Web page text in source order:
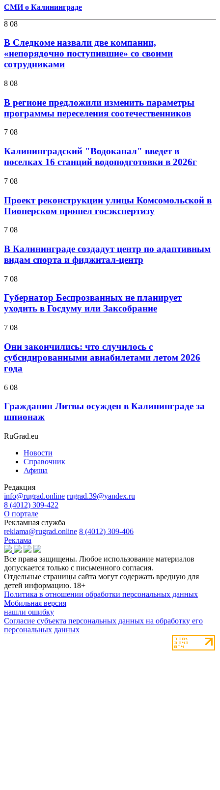
СМИ о Калининграде
8 08
В Следкоме назвали две компании,
«непорядочно поступившие» со своими
сотрудниками
8 08
В регионе предложили изменить параметры
программы переселения соотечественников
7 08
Калининградский "Водоканал" введет в
поселках 16 станций водоподготовки в 2026г
7 08
Проект реконструкции улицы Комсомольской в
Пионерском прошел госэкспертизу
7 08
В Калининграде создадут центр по адаптивным
видам спорта и фиджитал-центр
7 08
Губернатор Беспрозванных не планирует
уходить в Госдуму или Заксобрание
7 08
Они закончились: что случилось с
субсидированными авиабилетами летом 2026
года
6 08
Гражданин Литвы осужден в Калининграде за
шпионаж
RuGrad.eu
Новости
Справочник
Афиша
Редакция
info@rugrad.online rugrad.39@yandex.ru
8 (4012) 309-422
О портале
Рекламная служба
reklama@rugrad.online 8 (4012) 309-406
Реклама
Все права защищены. Любое использование материалов
допускается только с письменного согласия.
Отдельные страницы сайта могут содержать вредную для
детей информацию. 18+
Политика в отношении обработки персональных данных
Мобильная версия
нашли ошибку
Согласие субъекта персональных данных на обработку его
персональных данных